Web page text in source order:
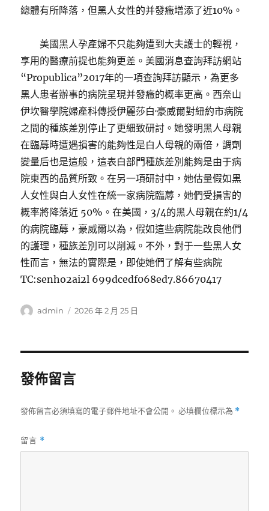
總體有所降落，但黑人女性的并發癥增添了近10%。
美國黑人孕產婦不只能夠遭到大夫護士的輕視，
享用的醫療前提也能夠更差。美國消息查詢拜訪網站
“Propublica”2017年的一項查詢拜訪顯示，為更多
黑人患者辦事的病院呈現并發癥的概率更高。西奈山
伊坎醫學院婦產科傳授伊麗莎白·豪威爾對紐約市病院
之間的種族差別停止了更細致研討。她發明黑人母親
在臨蓐時遭遇損害的能夠性是白人母親的兩倍，調劑
變量后也是這般，這表白部門種族差別能夠是由于病
院東西的品質所致。在另一項研討中，她估量假如黑
人女性與白人女性在統一家病院臨蓐，她們受損害的
概率將降落近 50%。在美國，3/4的黑人母親在約1/4
的病院臨蓐，豪威爾以為，假如這些病院能改良他們
的護理，種族差別可以削減。不外，對于一些黑人女
性而言，無法的實際是，即使她們了解有些病院
TC:senho2ai2l 699dcedf068ed7.86670417
作
admin
發
2026 年 2 月 25 日
發佈留言
發佈留言必須填寫的電子郵件地址不會公開。 必填欄位標示為 *
留言 *